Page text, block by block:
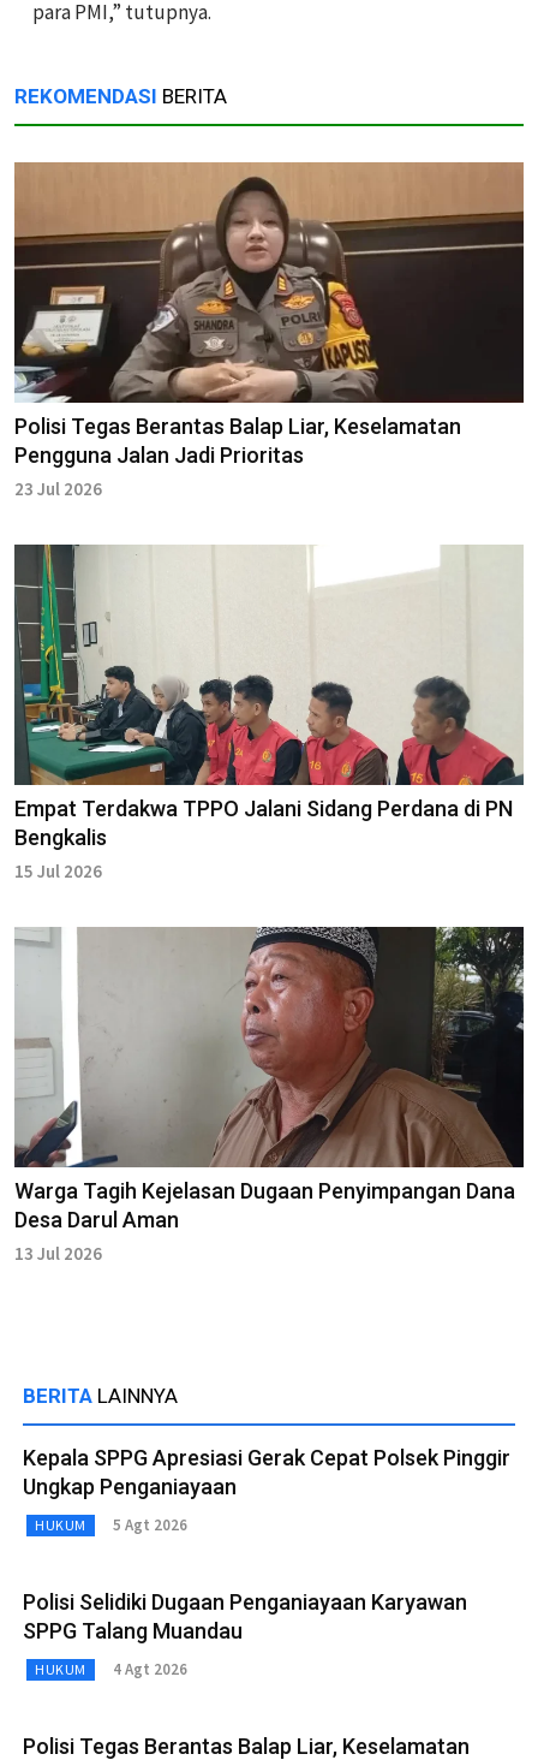
para PMI,” tutupnya.
REKOMENDASI BERITA
Polisi Tegas Berantas Balap Liar, Keselamatan
Pengguna Jalan Jadi Prioritas
23 Jul 2026
Empat Terdakwa TPPO Jalani Sidang Perdana di PN
Bengkalis
15 Jul 2026
Warga Tagih Kejelasan Dugaan Penyimpangan Dana
Desa Darul Aman
13 Jul 2026
BERITA LAINNYA
Kepala SPPG Apresiasi Gerak Cepat Polsek Pinggir
Ungkap Penganiayaan
HUKUM 5 Agt 2026
Polisi Selidiki Dugaan Penganiayaan Karyawan
SPPG Talang Muandau
HUKUM 4 Agt 2026
Polisi Tegas Berantas Balap Liar, Keselamatan